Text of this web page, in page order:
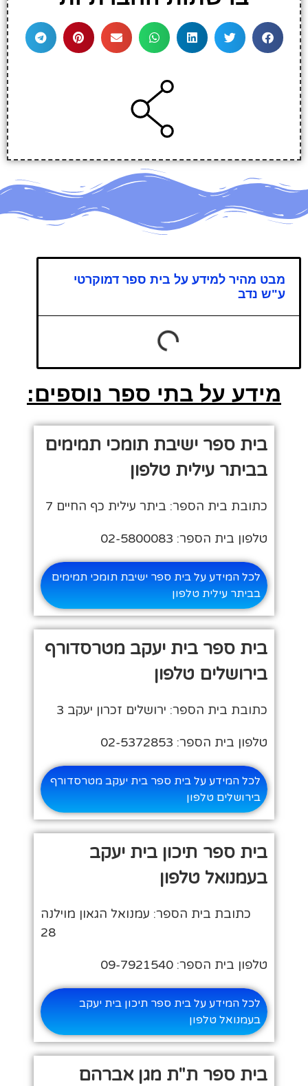
מבט מהיר למידע על בית ספר דמוקרטי
ע"ש נדב
מידע על בתי ספר נוספים:
בית ספר ישיבת תומכי תמימים
בביתר עילית טלפון
כתובת בית הספר: ביתר עילית כף החיים 7
טלפון בית הספר: 02-5800083
לכל המידע על בית ספר ישיבת תומכי תמימים
בביתר עילית טלפון
בית ספר בית יעקב מטרסדורף
בירושלים טלפון
כתובת בית הספר: ירושלים זכרון יעקב 3
טלפון בית הספר: 02-5372853
לכל המידע על בית ספר בית יעקב מטרסדורף
בירושלים טלפון
בית ספר תיכון בית יעקב
בעמנואל טלפון
כתובת בית הספר: עמנואל הגאון מוילנה
28
טלפון בית הספר: 09-7921540
לכל המידע על בית ספר תיכון בית יעקב
בעמנואל טלפון
בית ספר ת"ת מגן אברהם